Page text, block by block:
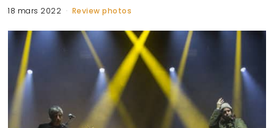
18 mars 2022 Review photos